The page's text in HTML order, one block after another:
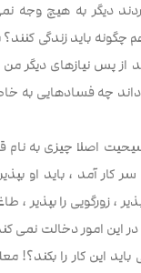
دیگر به هیچ وجه
چگونه باید زندگی
پس نیازهای دیگر
چه فسادهایی به
اصلا چیزی به نام
آمد ، باید او
را بپذیر ،
این امور دخالت نمی
این کار را بکند؟!